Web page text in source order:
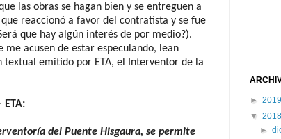
las obras se hagan bien y se entreguen a
reaccionó a favor del contratista y se fue
que hay algún interés de por medio?).
me acusen de estar especulando, lean
textual emitido por ETA, el Interventor de la
ETA:
del Puente Hisgaura, se permite
► 2019
▼ 2018
►